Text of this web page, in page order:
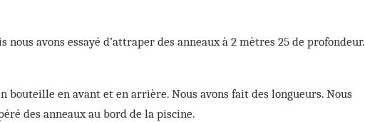
nous avons essayé d’attraper des anneaux à 2 mètres 25 de profondeur.
bouteille en avant et en arrière. Nous avons fait des longueurs. Nous
des anneaux au bord de la piscine.